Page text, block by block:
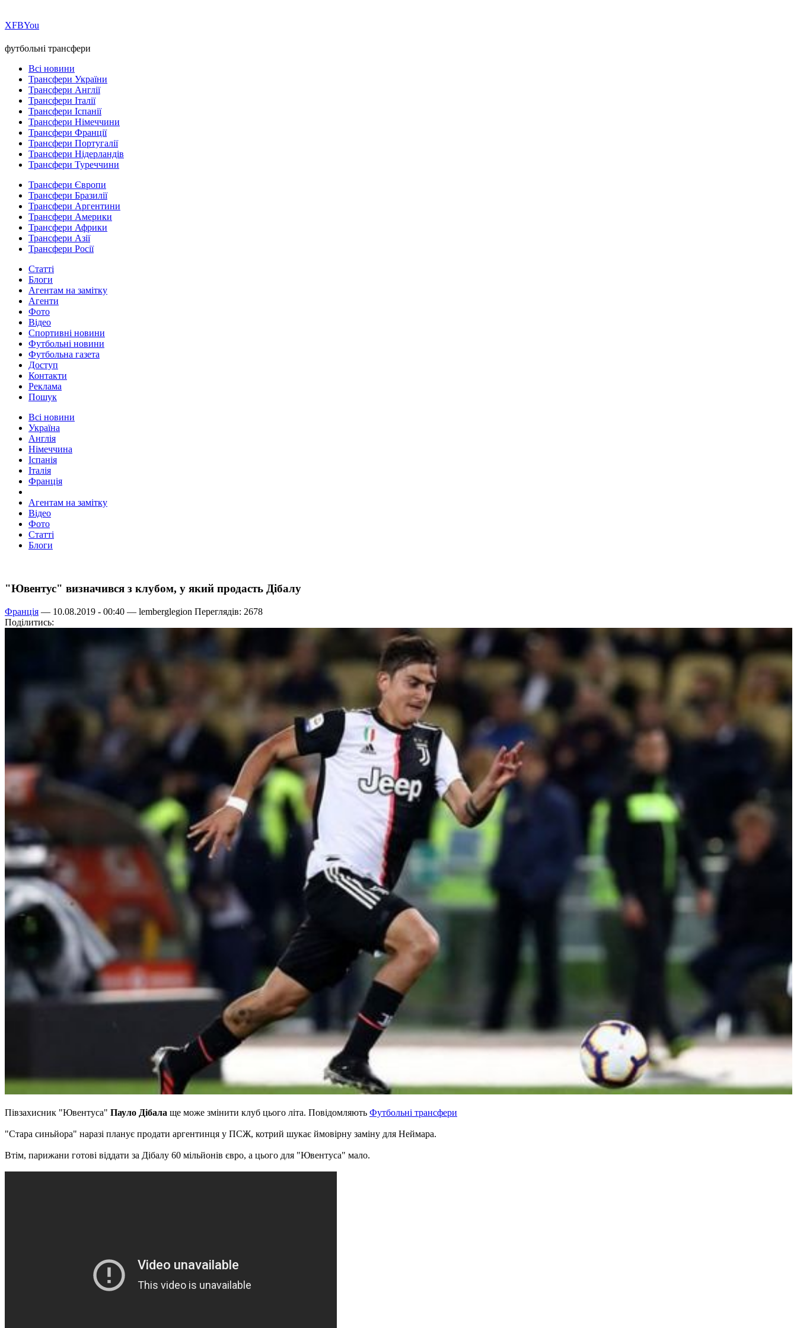
ХFBYou
футбольні трансфери
Всі новини
Трансфери України
Трансфери Англії
Трансфери Італії
Трансфери Іспанії
Трансфери Німеччини
Трансфери Франції
Трансфери Португалії
Трансфери Нідерландів
Трансфери Туреччини
Трансфери Європи
Трансфери Бразилії
Трансфери Аргентини
Трансфери Америки
Трансфери Африки
Трансфери Азії
Трансфери Росії
Статті
Блоги
Агентам на замітку
Агенти
Фото
Відео
Спортивні новини
Футбольні новини
Футбольна газета
Доступ
Контакти
Реклама
Пошук
Всі новини
Україна
Англія
Німеччина
Іспанія
Італія
Франція
Агентам на замітку
Відео
Фото
Статті
Блоги
"Ювентус" визначився з клубом, у який продасть Дібалу
Франція — 10.08.2019 - 00:40 — lemberglegion Переглядів: 2678
Поділитись:
Півзахисник "Ювентуса" Пауло Дібала ще може змінити клуб цього літа. Повідомляють Футбольні трансфери
"Стара синьйора" наразі планує продати аргентинця у ПСЖ, котрий шукає ймовірну заміну для Неймара.
Втім, парижани готові віддати за Дібалу 60 мільйонів євро, а цього для "Ювентуса" мало.